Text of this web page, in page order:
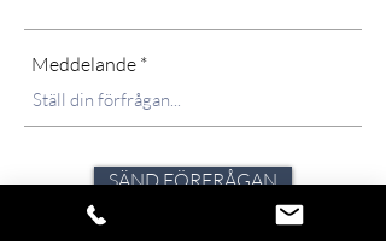
Meddelande
SÄND FÖRFRÅGAN